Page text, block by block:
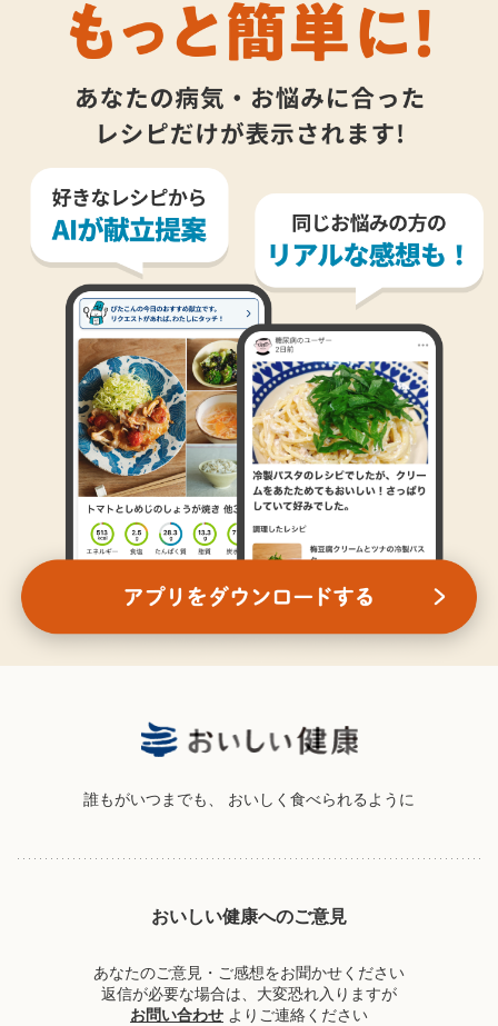
誰もがいつまでも、 おいしく食べられるように
おいしい健康へのご意見
あなたのご意見・ご感想をお聞かせください
返信が必要な場合は、大変恐れ入りますが
お問い合わせ よりご連絡ください